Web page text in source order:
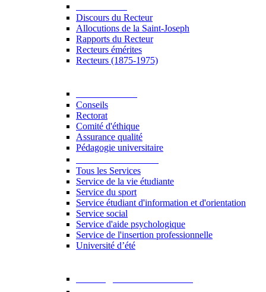
Discours du Recteur
Allocutions de la Saint-Joseph
Rapports du Recteur
Recteurs émérites
Recteurs (1875-1975)
Conseils
Rectorat
Comité d'éthique
Assurance qualité
Pédagogie universitaire
Tous les Services
Service de la vie étudiante
Service du sport
Service étudiant d'information et d'orientation
Service social
Service d'aide psychologique
Service de l'insertion professionnelle
Université d’été